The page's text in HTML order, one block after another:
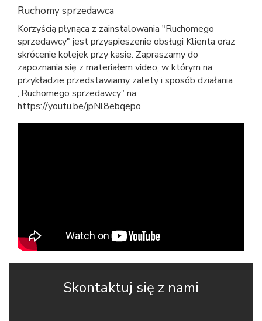
Ruchomy sprzedawca
Korzyścią płynącą z zainstalowania "Ruchomego
sprzedawcy" jest przyspieszenie obsługi Klienta oraz
skrócenie kolejek przy kasie. Zapraszamy do
zapoznania się z materiałem video, w którym na
przykładzie przedstawiamy zalety i sposób działania
„Ruchomego sprzedawcy” na:
https://youtu.be/jpNl8ebqepo
Skontaktuj się z nami